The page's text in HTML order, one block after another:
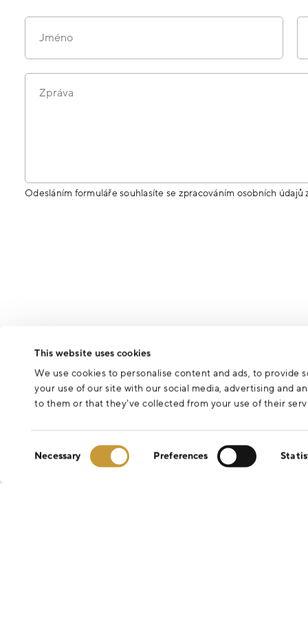
This website uses cookies
We use cookies to personalise content and ads, to provide
your use of our site with our social media, advertising and
to them or that they’ve collected from your use of their
Necessary Preferences
Jméno
Zpráva
Odesláním formuláře souhlasíte se zpracováním osobních údajů